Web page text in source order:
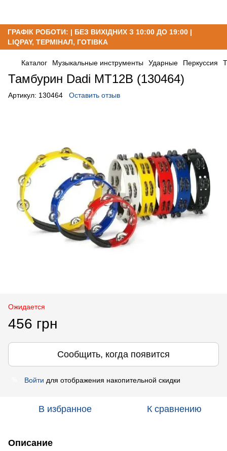
ГРАФІК РОБОТИ: | БЕЗ ВИХІДНИХ З 10:00 ДО 19:00 |
LIQPAY, ТЕРМІНАЛ, ГОТІВКА
Каталог Музыкальные инструменты Ударные Перкуссия
Тамбурин Dadi MT12B (130464)
Артикул: 130464 Оставить отзыв
Ожидается
456 грн
Сообщить, когда появится
Войти для отображения накопительной скидки
В избранное К сравнению
Описание